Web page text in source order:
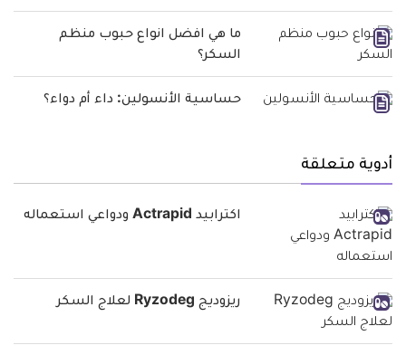
ما هي افضل انواع حبوب منظم
السكر؟
حساسية الأنسولين: داء أم دواء؟
أدوية متعلقة
اكترابيد Actrapid ودواعي استعماله
ريزوديج Ryzodeg لعلاج السكر